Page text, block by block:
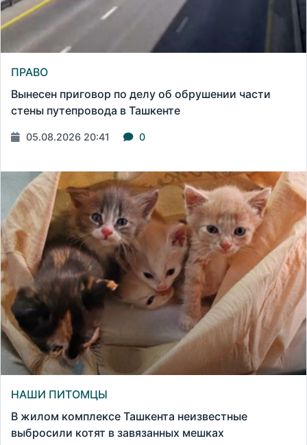
ПРАВО
Вынесен приговор по делу об обрушении части
стены путепровода в Ташкенте
05.08.2026 20:41 0
НАШИ ПИТОМЦЫ
В жилом комплексе Ташкента неизвестные
выбросили котят в завязанных мешках